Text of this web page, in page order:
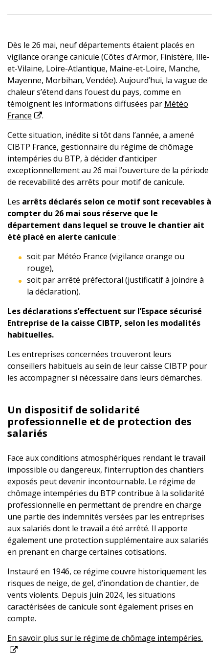
Dès le 26 mai, neuf départements étaient placés en
vigilance orange canicule (Côtes d'Armor, Finistère, Ille-
et-Vilaine, Loire-Atlantique, Maine-et-Loire, Manche,
Mayenne, Morbihan, Vendée). Aujourd’hui, la vague de
chaleur s’étend dans l’ouest du pays, comme en
témoignent les informations diffusées par Météo
France
.
Cette situation, inédite si tôt dans l’année, a amené
CIBTP France, gestionnaire du régime de chômage
intempéries du BTP, à décider d’anticiper
exceptionnellement au 26 mai l’ouverture de la période
de recevabilité des arrêts pour motif de canicule.
Les arrêts déclarés selon ce motif sont recevables à
compter du 26 mai sous réserve que le
département dans lequel se trouve le chantier ait
été placé en alerte canicule :
soit par Météo France (vigilance orange ou
rouge),
soit par arrêté préfectoral (justificatif à joindre à
la déclaration).
Les déclarations s’effectuent sur l’Espace sécurisé
Entreprise de la caisse CIBTP, selon les modalités
habituelles.
Les entreprises concernées trouveront leurs
conseillers habituels au sein de leur caisse CIBTP pour
les accompagner si nécessaire dans leurs démarches.
Un dispositif de solidarité
professionnelle et de protection des
salariés
Face aux conditions atmosphériques rendant le travail
impossible ou dangereux, l’interruption des chantiers
exposés peut devenir incontournable. Le régime de
chômage intempéries du BTP contribue à la solidarité
professionnelle en permettant de prendre en charge
une partie des indemnités versées par les entreprises
aux salariés dont le travail a été arrêté. Il apporte
également une protection supplémentaire aux salariés
en prenant en charge certaines cotisations.
Instauré en 1946, ce régime couvre historiquement les
risques de neige, de gel, d’inondation de chantier, de
vents violents. Depuis juin 2024, les situations
caractérisées de canicule sont également prises en
compte.
En savoir plus sur le régime de chômage intempéries.